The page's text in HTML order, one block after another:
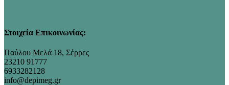
Στοιχεία Επικοινωνίας:
Παύλου Μελά 18, Σέρρες
23210 91777
6933282128
info@depimeg.gr